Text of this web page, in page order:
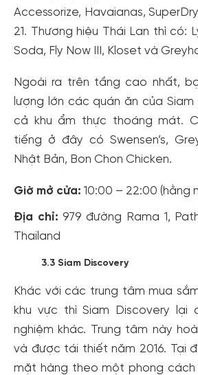
Accessorize, Havaianas,
21. Thương hiệu Thái Lan thì có:
Soda, Fly Now III, Kloset và
Ngoài ra trên tầng cao nhất,
lượng lớn các quán ăn của
cả khu ẩm thực thoáng mát.
tiếng ở đây có Swensen’s,
Nhật Bản, Bon Chon Chicken.
Giờ mở cửa: 10:00 – 22:00 (hằng
Địa chỉ: 979 đường Rama 1,
Thailand
3.3 Siam Discovery
Khác với các trung tâm mua
khu vực thì Siam Discovery lại
nghiệm khác. Trung tâm này
và được tái thiết năm 2016. Tại
mặt hàng theo một phong